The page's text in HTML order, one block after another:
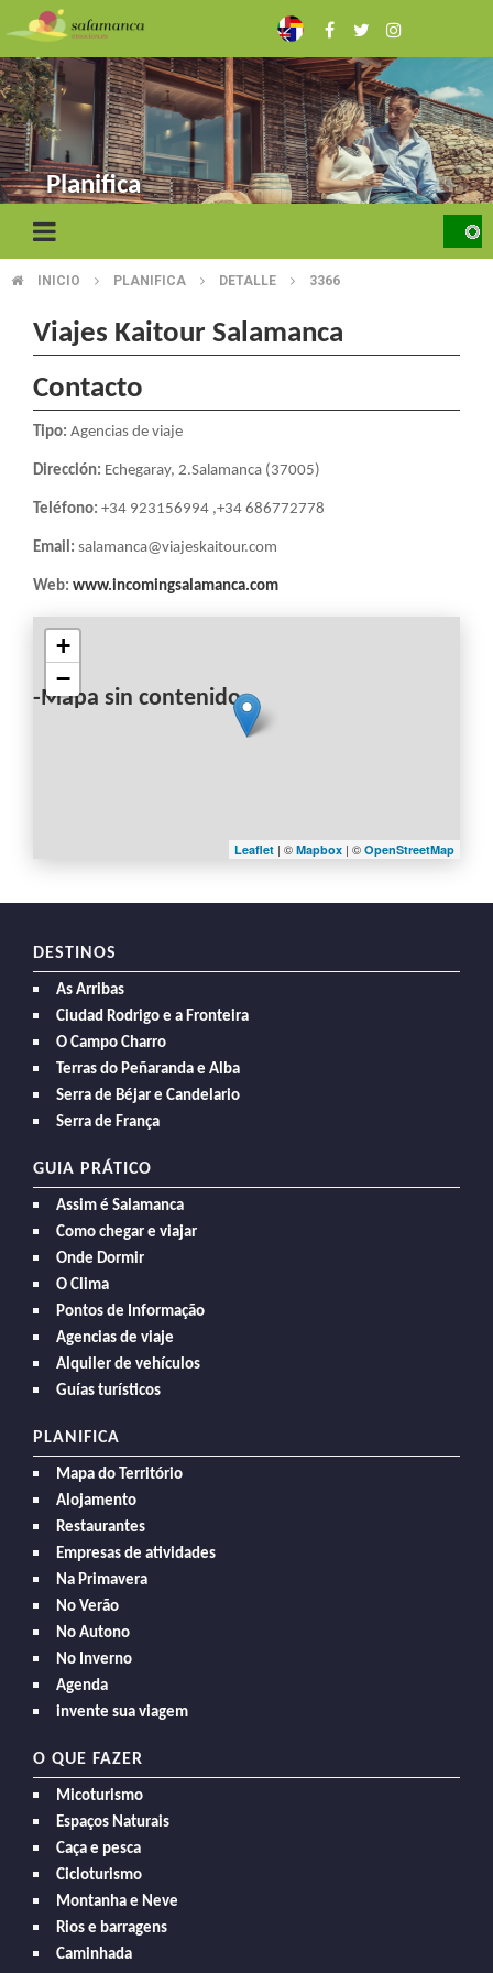
to
main
content
Planifica
BREADCRUMB
INICIO PLANIFICA DETALLE 3366
Viajes Kaitour Salamanca
Contacto
Tipo: Agencias de viaje
Dirección: Echegaray, 2.Salamanca (37005)
Teléfono: +34 923156994 ,+34 686772778
Email: salamanca@viajeskaitour.com
Web: www.incomingsalamanca.com
-Mapa sin contenido-
+
−
Leaflet | © Mapbox | © OpenStreetMap
DESTINOS
As Arribas
Ciudad Rodrigo e a Fronteira
O Campo Charro
Terras do Peñaranda e Alba
Serra de Béjar e Candelario
Serra de França
GUIA PRÁTICO
Assim é Salamanca
Como chegar e viajar
Onde Dormir
O Clima
Pontos de Informação
Agencias de viaje
Alquiler de vehículos
Guías turísticos
PLANIFICA
Mapa do Território
Alojamento
Restaurantes
Empresas de atividades
Na Primavera
No Verão
No Autono
No Inverno
Agenda
invente sua viagem
O QUE FAZER
Micoturismo
Espaços Naturais
Caça e pesca
Cicloturismo
Montanha e Neve
Rios e barragens
Caminhada